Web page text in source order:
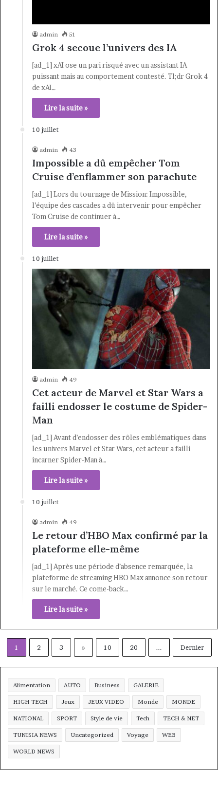
admin 51
Grok 4 secoue l’univers des IA
[ad_1] xAI ose un pari risqué avec un assistant IA
puissant mais au comportement contesté. Tl;dr Grok 4
de xAI…
Lire la suite »
10 juillet
admin 43
Impossible a dû empêcher Tom
Cruise d’enflammer son parachute
[ad_1] Lors du tournage de Mission: Impossible,
l’équipe des cascades a dû intervenir pour empêcher
Tom Cruise de continuer à…
Lire la suite »
10 juillet
admin 49
Cet acteur de Marvel et Star Wars a
failli endosser le costume de Spider-
Man
[ad_1] Avant d’endosser des rôles emblématiques dans
les univers Marvel et Star Wars, cet acteur a failli
incarner Spider-Man à…
Lire la suite »
10 juillet
admin 49
Le retour d’HBO Max confirmé par la
plateforme elle-même
[ad_1] Après une période d’absence remarquée, la
plateforme de streaming HBO Max annonce son retour
sur le marché. Ce come-back…
Lire la suite »
1 2 3 » 10 20 ... Dernier
Alimentation AUTO Business GALERIE
HIGH TECH Jeux JEUX VIDEO Monde MONDE
NATIONAL SPORT Style de vie Tech TECH & NET
TUNISIA NEWS Uncategorized Voyage WEB
WORLD NEWS